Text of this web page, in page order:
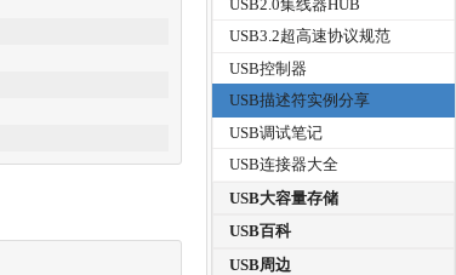
USB2.0集线器HUB
USB3.2超高速协议规范
USB控制器
USB描述符实例分享
USB调试笔记
USB连接器大全
USB大容量存储
USB百科
USB周边